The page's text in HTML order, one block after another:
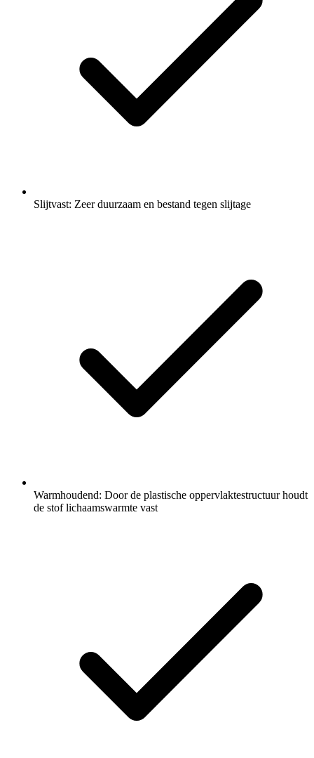
Slijtvast: Zeer duurzaam en bestand tegen slijtage
Warmhoudend: Door de plastische oppervlaktestructuur houdt
de stof lichaamswarmte vast